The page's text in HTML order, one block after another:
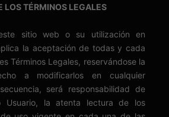
LOS TÉRMINOS LEGALES
sitio web o su utilización en
la aceptación de todas y cada
Términos Legales, reservándose la
a modificarlos en cualquier
será responsabilidad de
Usuario, la atenta lectura de los